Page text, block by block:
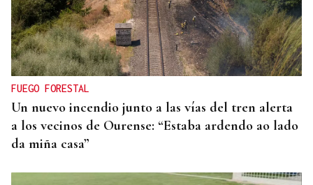
ENTREVISTA
Jorge Vázquez: "Nuestro objetivo a 2028 es crecer
creando valor para el accionista y para el equipo
que lo hace posible"
FUEGO FORESTAL
Un nuevo incendio junto a las vías del tren alerta
a los vecinos de Ourense: “Estaba ardendo ao lado
da miña casa”